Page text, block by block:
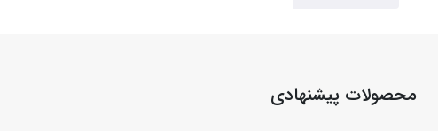
محصولات پیشنهادی